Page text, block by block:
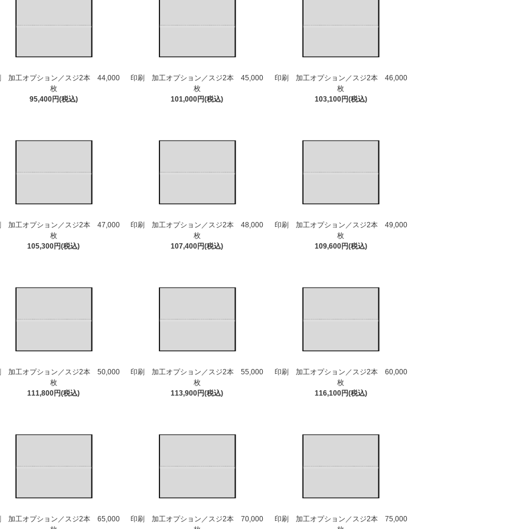
加工オプション／スジ2本 44,000
枚
95,400円(税込)
印刷 加工オプション／スジ2本 45,000
枚
101,000円(税込)
印刷 加工オプション／スジ2本 46,000
枚
103,100円(税込)
加工オプション／スジ2本 47,000
枚
105,300円(税込)
印刷 加工オプション／スジ2本 48,000
枚
107,400円(税込)
印刷 加工オプション／スジ2本 49,000
枚
109,600円(税込)
加工オプション／スジ2本 50,000
枚
111,800円(税込)
印刷 加工オプション／スジ2本 55,000
枚
113,900円(税込)
印刷 加工オプション／スジ2本 60,000
枚
116,100円(税込)
加工オプション／スジ2本 65,000
印刷 加工オプション／スジ2本 70,000
印刷 加工オプション／スジ2本 75,000